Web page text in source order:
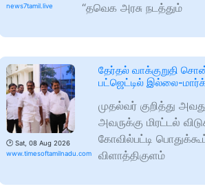
news7tamil.live
“தவெக அரசு நடத்தும்
🕑 Sat, 08 Aug 2026
www.timesoftamilnadu.com
தேர்தல் வாக்குறுதி
பட்ஜெட்டில் இல்லை-
முதல்வர் குறித்து
அவருக்கு மிரட்டல்
கோவில்பட்டி
விளாத்திகுளம்